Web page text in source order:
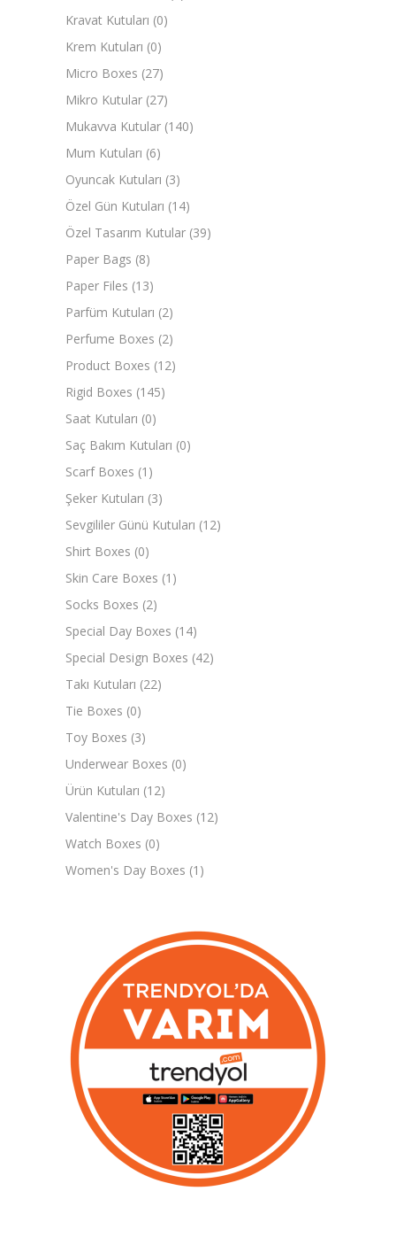
Kravat Kutuları (0)
Krem Kutuları (0)
Micro Boxes (27)
Mikro Kutular (27)
Mukavva Kutular (140)
Mum Kutuları (6)
Oyuncak Kutuları (3)
Özel Gün Kutuları (14)
Özel Tasarım Kutular (39)
Paper Bags (8)
Paper Files (13)
Parfüm Kutuları (2)
Perfume Boxes (2)
Product Boxes (12)
Rigid Boxes (145)
Saat Kutuları (0)
Saç Bakım Kutuları (0)
Scarf Boxes (1)
Şeker Kutuları (3)
Sevgililer Günü Kutuları (12)
Shirt Boxes (0)
Skin Care Boxes (1)
Socks Boxes (2)
Special Day Boxes (14)
Special Design Boxes (42)
Takı Kutuları (22)
Tie Boxes (0)
Toy Boxes (3)
Underwear Boxes (0)
Ürün Kutuları (12)
Valentine's Day Boxes (12)
Watch Boxes (0)
Women's Day Boxes (1)